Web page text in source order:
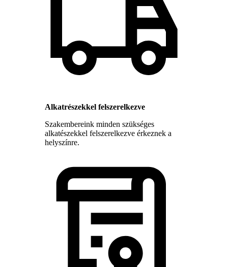
Alkatrészekkel felszerelkezve
Szakembereink minden szükséges
alkatészekkel felszerelkezve érkeznek a
helyszínre.